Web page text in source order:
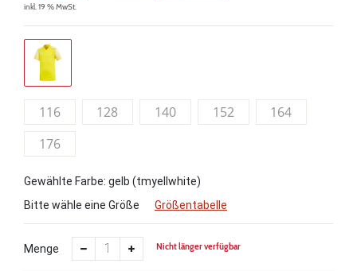
inkl. 19 % MwSt.
116 128 140 152
164
176
Gewählte Farbe: gelb (tmyellwhite)
Bitte wähle eine Größe
Größentabelle
Menge Nicht länger verfügbar